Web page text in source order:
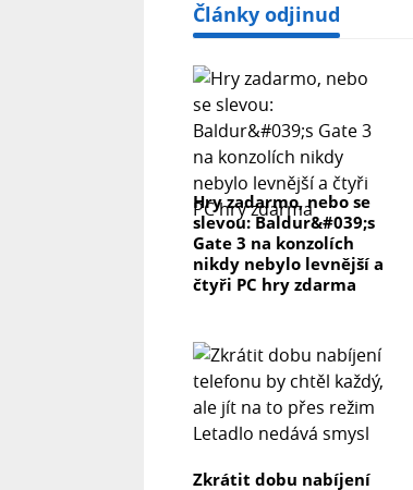
Články odjinud
Hry zadarmo, nebo se
slevou: Baldur&#039;s
Gate 3 na konzolích
nikdy nebylo levnější a
čtyři PC hry zdarma
Zkrátit dobu nabíjení